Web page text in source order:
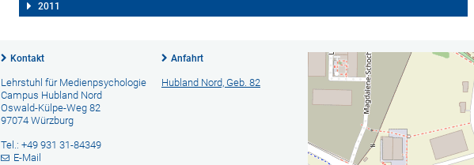
2011
Kontakt
Lehrstuhl für Medienpsychologie
Campus Hubland Nord
Oswald-Külpe-Weg 82
97074 Würzburg
Tel.: +49 931 31-84349
E-Mail
Anfahrt
Hubland Nord, Geb. 82